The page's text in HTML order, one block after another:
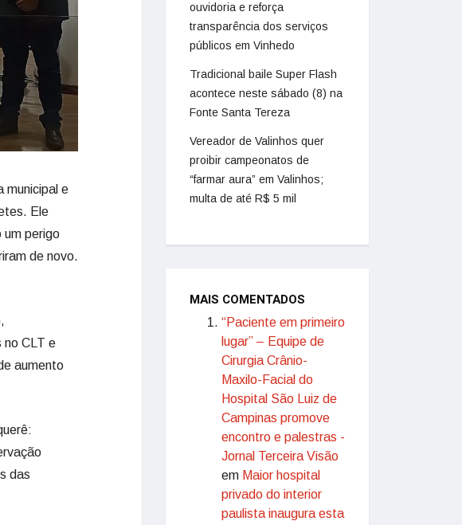
municipal e
Ele
um perigo
de novo.
no CLT e
aumento
das
ouvidoria e reforça
transparência dos serviços
públicos em Vinhedo
Tradicional baile Super Flash
acontece neste sábado (8) na
Fonte Santa Tereza
Vereador de Valinhos quer
proibir campeonatos de
“farmar aura” em Valinhos;
multa de até R$ 5 mil
MAIS COMENTADOS
“Paciente em primeiro
lugar” – Equipe de
Cirurgia Crânio-
Maxilo-Facial do
Hospital São Luiz de
Campinas promove
encontro e palestras -
Jornal Terceira Visão
em Maior hospital
privado do interior
paulista inaugura esta